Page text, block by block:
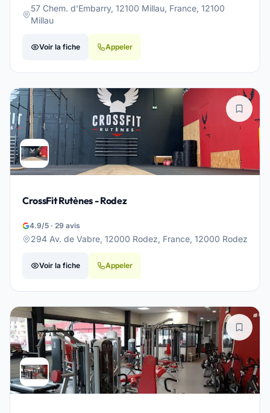
57 Chem. d'Embarry, 12100 Millau, France, 12100
Millau
Voir la fiche Appeler
CrossFit Rutènes - Rodez
4.9/5 · 29 avis
294 Av. de Vabre, 12000 Rodez, France, 12000 Rodez
Voir la fiche Appeler